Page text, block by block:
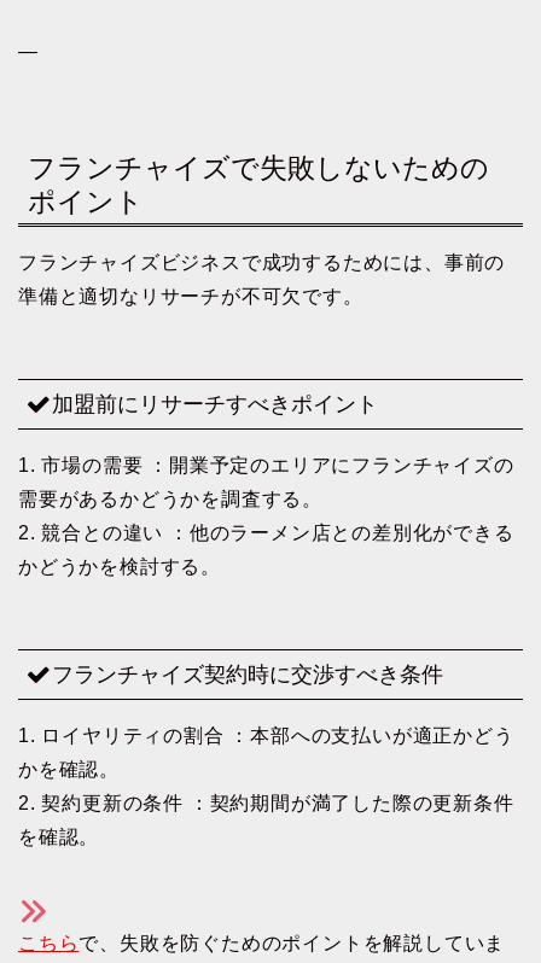
—
フランチャイズで失敗しないための
ポイント
フランチャイズビジネスで成功するためには、事前の
準備と適切なリサーチが不可欠です。
加盟前にリサーチすべきポイント
1. 市場の需要 ：開業予定のエリアにフランチャイズの
需要があるかどうかを調査する。
2. 競合との違い ：他のラーメン店との差別化ができる
かどうかを検討する。
フランチャイズ契約時に交渉すべき条件
1. ロイヤリティの割合 ：本部への支払いが適正かどう
かを確認。
2. 契約更新の条件 ：契約期間が満了した際の更新条件
を確認。
こちらで、失敗を防ぐためのポイントを解説していま